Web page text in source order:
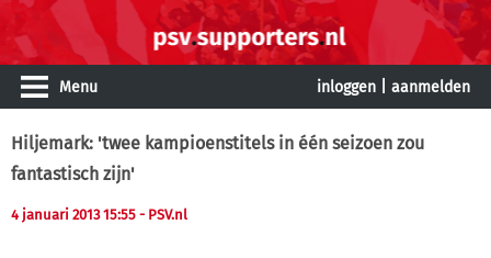
Menu inloggen aanmelden
Hiljemark: 'twee kampioenstitels in één seizoen zou
fantastisch zijn'
4 januari 2013 15:55 - PSV.nl